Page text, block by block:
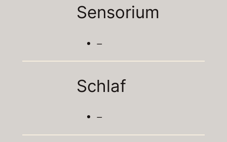
Sensorium
–
Schlaf
–